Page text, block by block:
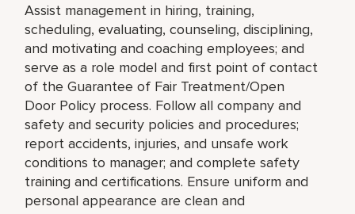
Assist management in hiring, training,
scheduling, evaluating, counseling, disciplining,
and motivating and coaching employees; and
serve as a role model and first point of contact
of the Guarantee of Fair Treatment/Open
Door Policy process. Follow all company and
safety and security policies and procedures;
report accidents, injuries, and unsafe work
conditions to manager; and complete safety
training and certifications. Ensure uniform and
personal appearance are clean and